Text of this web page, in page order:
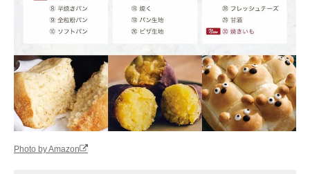
Photo by Amazon